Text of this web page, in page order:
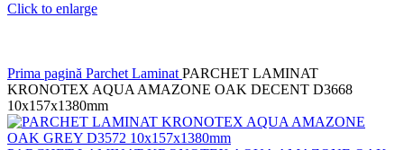
Click to enlarge
Prima pagină Parchet Laminat PARCHET LAMINAT
KRONOTEX AQUA AMAZONE OAK DECENT D3668
10x157x1380mm